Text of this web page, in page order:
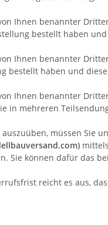
Ihnen benannter
bestellt haben
Ihnen benannter
bestellt haben und
Ihnen benannter
in mehreren
müssen Sie
Sie können dafür das
reicht es aus,